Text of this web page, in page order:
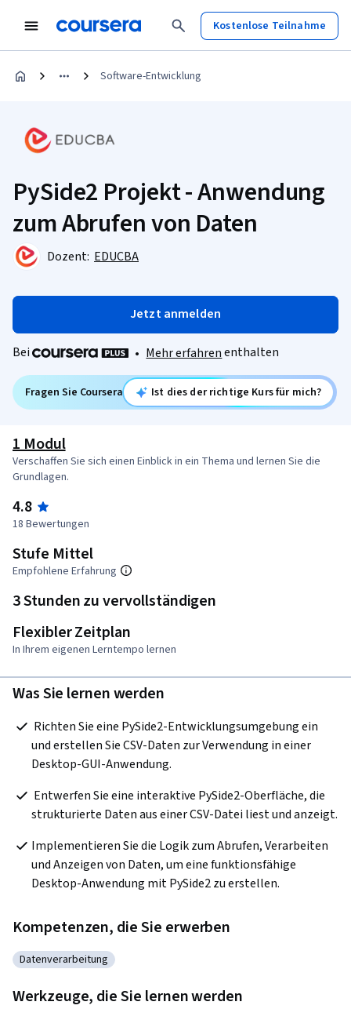
Kostenlose Teilnahme
Software-Entwicklung
PySide2 Projekt - Anwendung
zum Abrufen von Daten
Dozent: EDUCBA
Jetzt anmelden
Bei • Mehr erfahrenenthalten
Fragen Sie Coursera Ist dies der richtige Kurs für mich?
1 Modul
Verschaffen Sie sich einen Einblick in ein Thema und lernen Sie die
Grundlagen.
4.8
18 Bewertungen
Stufe Mittel
Empfohlene Erfahrung
3 Stunden zu vervollständigen
Flexibler Zeitplan
In Ihrem eigenen Lerntempo lernen
Was Sie lernen werden
und erstellen Sie CSV-Daten zur Verwendung in einer
Desktop-GUI-Anwendung.
Implementieren Sie die Logik zum Abrufen, Verarbeiten
und Anzeigen von Daten, um eine funktionsfähige
Desktop-Anwendung mit PySide2 zu erstellen.
Kompetenzen, die Sie erwerben
Kategorie: Datenverarbeitung
Datenverarbeitung
Werkzeuge, die Sie lernen werden